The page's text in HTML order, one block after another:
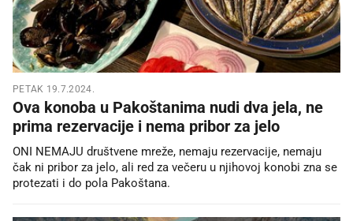
PETAK 19.7.2024.
Ova konoba u Pakoštanima nudi dva jela, ne
prima rezervacije i nema pribor za jelo
ONI NEMAJU društvene mreže, nemaju rezervacije, nemaju
čak ni pribor za jelo, ali red za večeru u njihovoj konobi zna se
protezati i do pola Pakoštana.